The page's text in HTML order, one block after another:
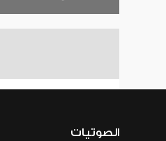
الصوتيات